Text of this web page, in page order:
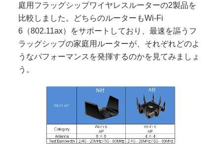
庭用フラッグシップワイヤレスルーターの2製品を
比較しました。どちらのルーターもWi-Fi
6（802.11ax）をサポートしており、最速を謳うフ
ラッグシップの家庭用ルーターが、それぞれどのよ
うなパフォーマンスを発揮するのかを見てみましょ
う。